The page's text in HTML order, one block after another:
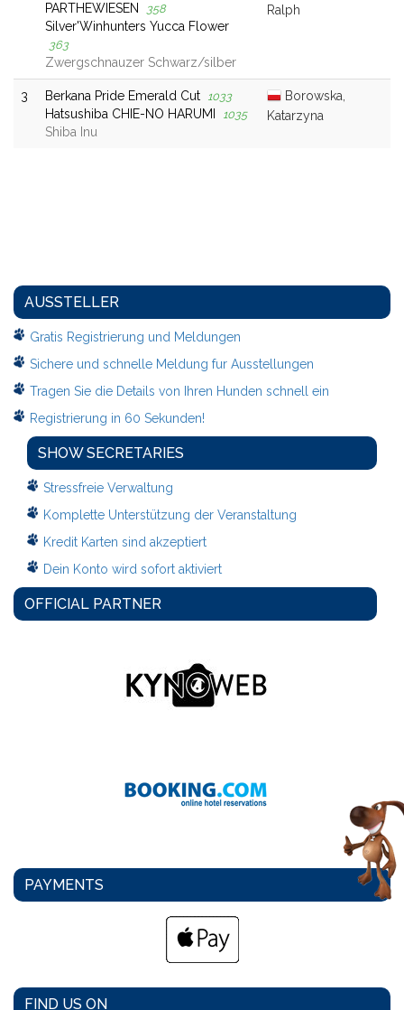
PARTHEWIESEN
358
Silver'Winhunters Yucca Flower
363
Zwergschnauzer Schwarz/silber
Ralph
3 Berkana Pride Emerald Cut 1033
Hatsushiba CHIE-NO HARUMI 1035
Shiba Inu
Borowska,
Katarzyna
AUSSTELLER
Gratis Registrierung und Meldungen
Sichere und schnelle Meldung fur Ausstellungen
Tragen Sie die Details von Ihren Hunden schnell ein
Registrierung in 60 Sekunden!
SHOW SECRETARIES
Stressfreie Verwaltung
Komplette Unterstützung der Veranstaltung
Kredit Karten sind akzeptiert
Dein Konto wird sofort aktiviert
OFFICIAL PARTNER
PAYMENTS
FIND US ON